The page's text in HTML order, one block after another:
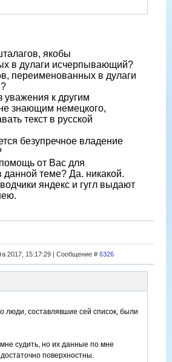
якобы
в дулаги исчерпывающий?
переименованных в дулаги
уважения к другим
знающим немецкого,
текст в русской
безупречное владение
от Вас для
данной теме? Да. никакой.
яндекс и гугл выдают
2017, 15:17:29 | Сообщение # 6326
люди, составлявшие сей список, были
судить, но их данные по мне
поверхностны.